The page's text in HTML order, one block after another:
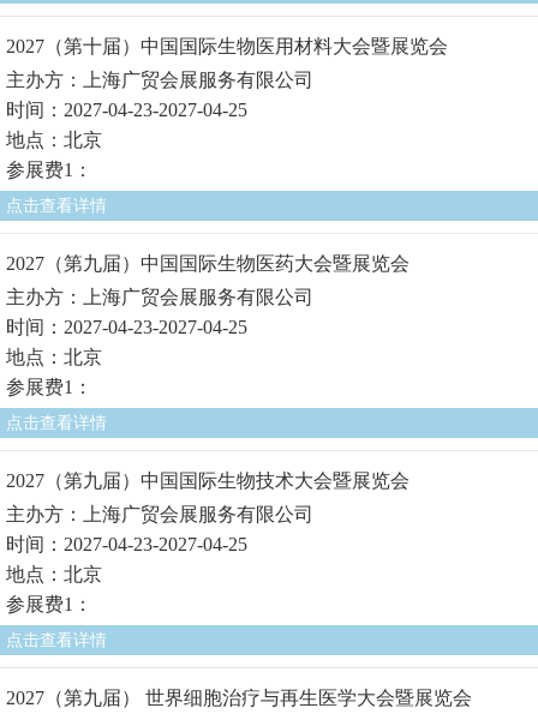
2027（第十届）中国国际生物医用材料大会暨展览会
主办方：上海广贸会展服务有限公司
时间：2027-04-23-2027-04-25
地点：北京
参展费1：
点击查看详情
2027（第九届）中国国际生物医药大会暨展览会
主办方：上海广贸会展服务有限公司
时间：2027-04-23-2027-04-25
地点：北京
参展费1：
点击查看详情
2027（第九届）中国国际生物技术大会暨展览会
主办方：上海广贸会展服务有限公司
时间：2027-04-23-2027-04-25
地点：北京
参展费1：
点击查看详情
2027（第九届） 世界细胞治疗与再生医学大会暨展览会